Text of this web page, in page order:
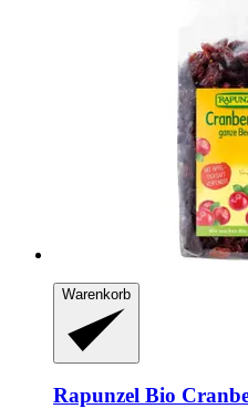
Warenkorb
Rapunzel Bio